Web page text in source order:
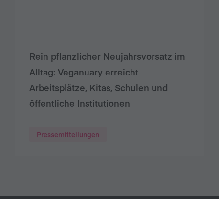
Rein pflanzlicher Neujahrsvorsatz im
Alltag: Veganuary erreicht
Arbeitsplätze, Kitas, Schulen und
öffentliche Institutionen
Pressemitteilungen